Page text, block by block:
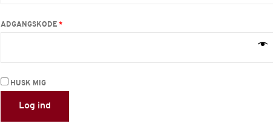
ADGANGSKODE *
HUSK MIG
Log ind